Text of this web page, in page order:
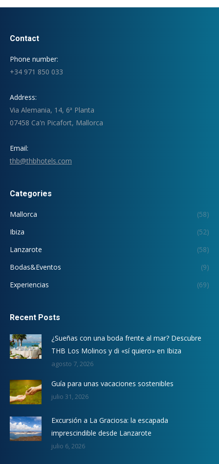
Contact
Phone number:
+34 971 850 033
Address:
Via Alemania, 14, 6ª Planta
07458 Ca'n Picafort, Mallorca
Email:
thb@thbhotels.com
Categories
Mallorca
(58)
Ibiza
(52)
Lanzarote
(58)
Bodas&Eventos
(9)
Experiencias
(69)
Recent Posts
¿Sueñas con una boda frente al mar? Descubre
THB Los Molinos y di «sí quiero» en Ibiza
agosto 7, 2026
Guía para unas vacaciones sostenibles
julio 31, 2026
Excursión a La Graciosa: la escapada
imprescindible desde Lanzarote
julio 6, 2026